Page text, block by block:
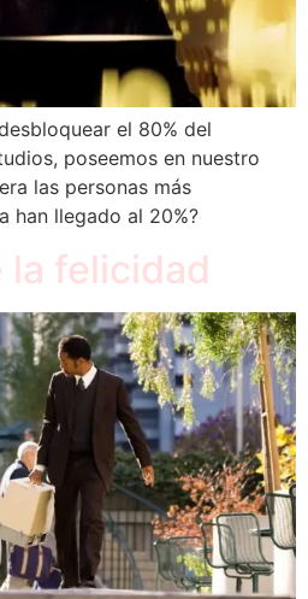
el 80% del
poseemos en nuestro
las personas más
han llegado al 20%?
la felicidad